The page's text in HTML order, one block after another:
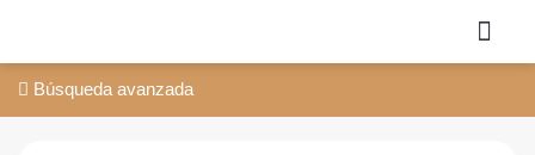
Búsqueda avanzada